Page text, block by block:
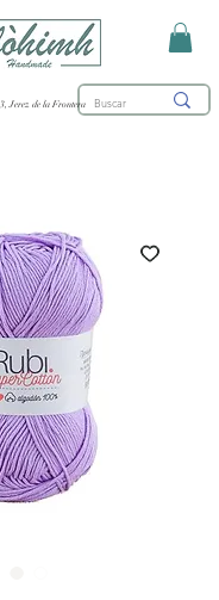
Jerez de la Frontera